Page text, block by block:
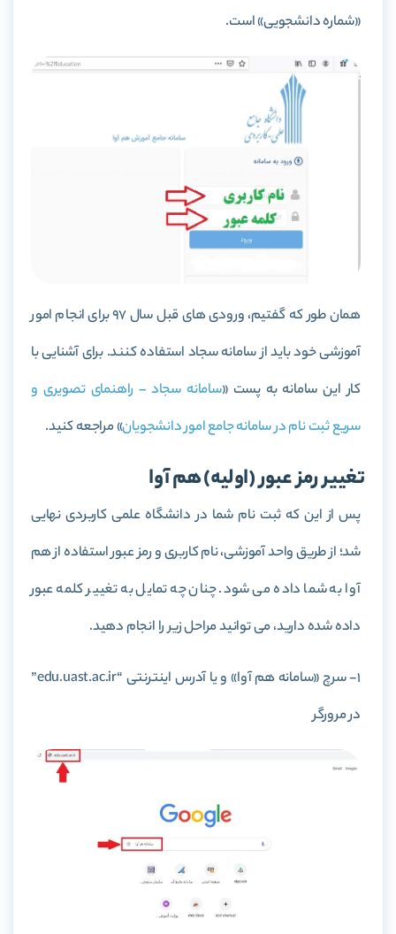
«شماره دانشجویی» است.
همان طور که گفتیم، ورودی های قبل سال 97 برای انجام امور
آموزشی خود باید از سامانه سجاد استفاده کنند. برای آشنایی با
کار این سامانه به پست «سامانه سجاد – راهنمای تصویری و
سریع ثبت نام در سامانه جامع امور دانشجویان» مراجعه کنید.
تغییر رمز عبور (اولیه) هم آوا
پس از این که ثبت نام شما در دانشگاه علمی کاربردی نهایی
شد؛ از طریق واحد آموزشی، نام کاربری و رمز عبور استفاده از هم
آوا به شما داده می شود. چنان چه تمایل به تغییر کلمه عبور
داده شده دارید، می توانید مراحل زیر را انجام دهید.
1- سرچ «سامانه هم آوا» و یا آدرس اینترنتی “edu.uast.ac.ir”
در مرورگر